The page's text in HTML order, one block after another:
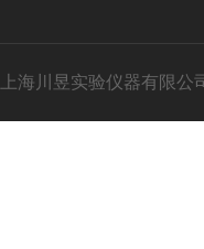
海川昱实验仪器有限